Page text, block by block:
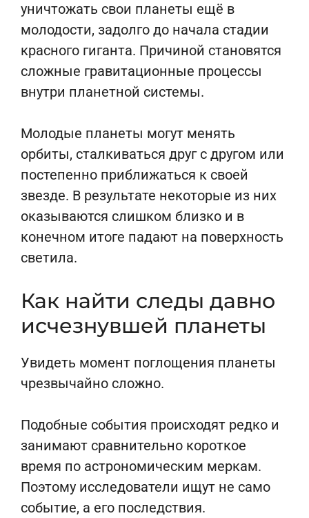
уничтожать свои планеты ещё в
молодости, задолго до начала стадии
красного гиганта. Причиной становятся
сложные гравитационные процессы
внутри планетной системы.
Молодые планеты могут менять
орбиты, сталкиваться друг с другом или
постепенно приближаться к своей
звезде. В результате некоторые из них
оказываются слишком близко и в
конечном итоге падают на поверхность
светила.
Как найти следы давно
исчезнувшей планеты
Увидеть момент поглощения планеты
чрезвычайно сложно.
Подобные события происходят редко и
занимают сравнительно короткое
время по астрономическим меркам.
Поэтому исследователи ищут не само
событие, а его последствия.